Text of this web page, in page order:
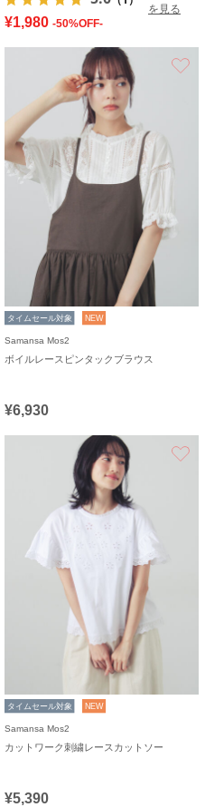
を見る
¥1,980 -50%OFF-
タイムセール対象 NEW
Samansa Mos2
ボイルレースピンタックブラウス
¥6,930
タイムセール対象 NEW
Samansa Mos2
カットワーク刺繍レースカットソー
¥5,390